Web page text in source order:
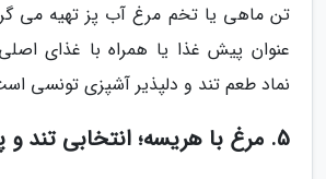
تن ماهی یا تخم مرغ آب پز تهیه می
عنوان پیش غذا یا همراه با غذای
نماد طعم تند و دلپذیر آشپزی تونسی
5. مرغ با هریسه؛ انتخابی تند و پرادویه